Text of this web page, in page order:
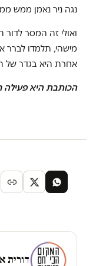
נגה ניר נאמן ממש ממש
ואולי זה המסר לדור
מישהי, תלמדו לברר
אחרת היא בגדר של
הכותבת היא פעילה
דורית